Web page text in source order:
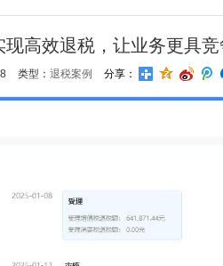
高效退税，让业务更具竞
类型： 退税案例 分享：